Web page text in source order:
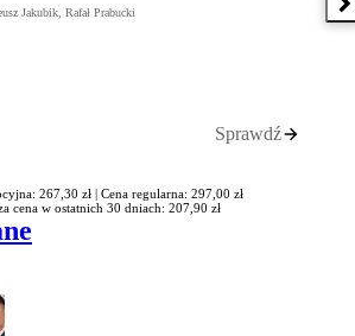
Jakubik, Rafał Prabucki
Sprawdź
267,30 zł | Cena regularna: 297,00 zł
cena w ostatnich 30 dniach: 207,90 zł